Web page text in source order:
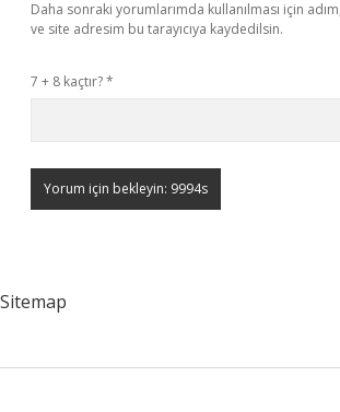
Daha sonraki yorumlarımda kullanılması için
ve site adresim bu tarayıcıya kaydedilsin.
7 + 8 kaçtır?*
Sitemap